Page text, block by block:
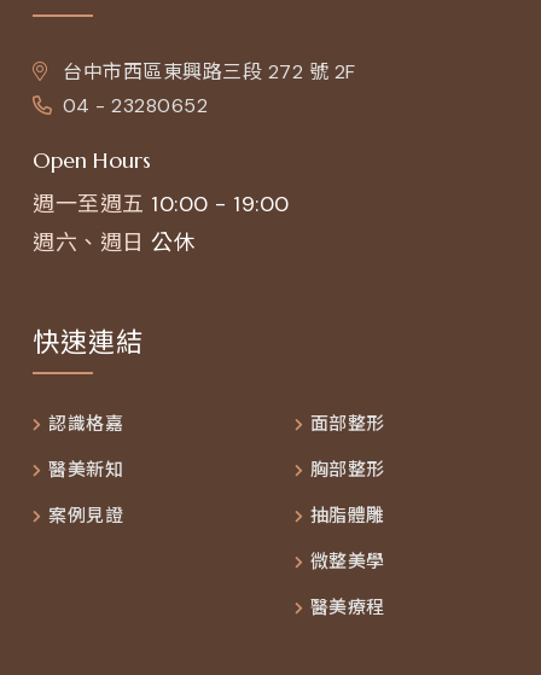
台中市西區東興路三段 272 號 2F
04 - 23280652
Open Hours
週一至週五 10:00 - 19:00
週六、週日 公休
快速連結
認識格嘉
醫美新知
案例見證
面部整形
胸部整形
抽脂體雕
微整美學
醫美療程